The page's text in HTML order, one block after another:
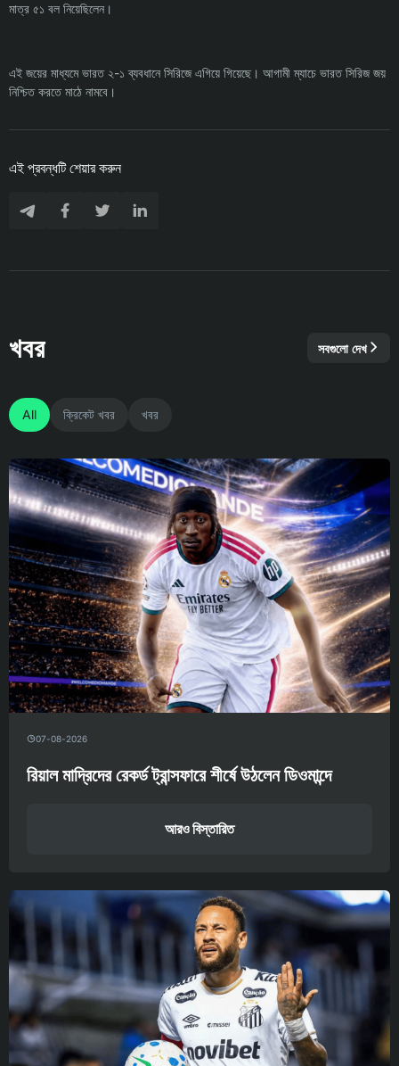
মাত্র ৫১ বল নিয়েছিলেন।
এই জয়ের মাধ্যমে ভারত ২-১ ব্যবধানে সিরিজে এগিয়ে গিয়েছে। আগামী ম্যাচে ভারত সিরিজ জয়
নিশ্চিত করতে মাঠে নামবে।
এই প্রবন্ধটি শেয়ার করুন
খবর সবগুলো দেখ
All ক্রিকেট খবর খবর
07-08-2026
রিয়াল মাদ্রিদের রেকর্ড ট্রান্সফারে শীর্ষে উঠলেন ডিওমান্দে
আরও বিস্তারিত